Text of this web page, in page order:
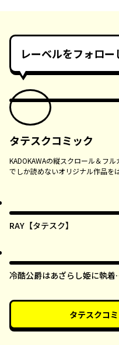
レーベルをフォロー
タテスクコミック
KADOKAWAの縦スクロール＆フ
でしか読めないオリジナル作品を
RAY【タテスク】
冷酷公爵はあざらし姫に執着
タテスクコ